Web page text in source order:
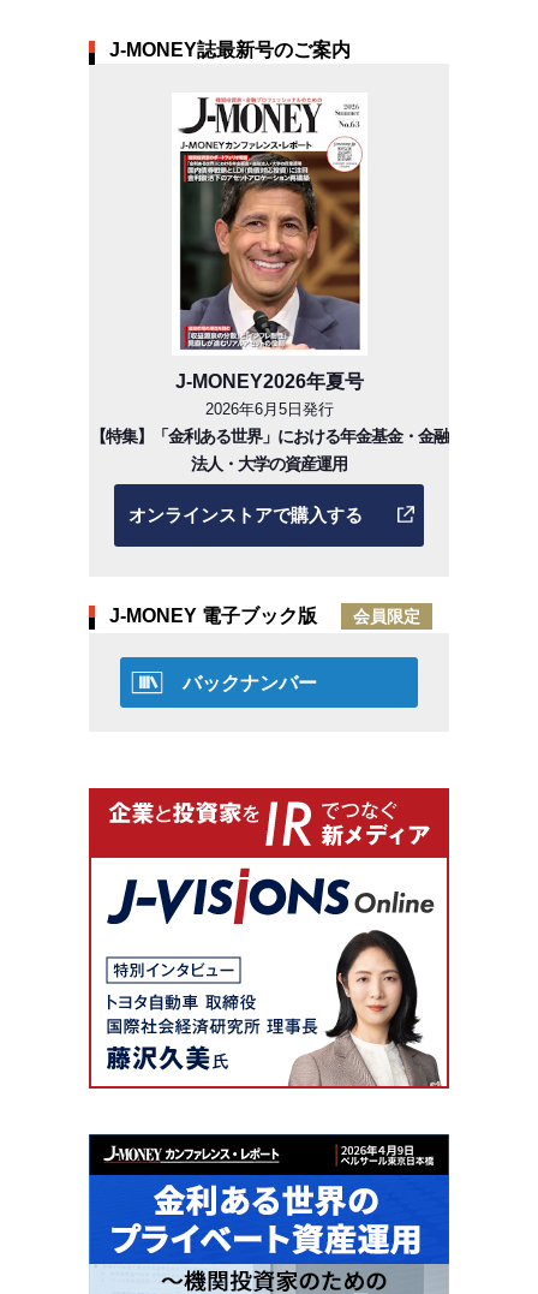
J-MONEY誌最新号のご案内
J-MONEY2026年夏号
2026年6月5日発行
【特集】「金利ある世界」における年金基金・金融
法人・大学の資産運用
オンラインストアで購入する
J-MONEY 電子ブック版 会員限定
バックナンバー